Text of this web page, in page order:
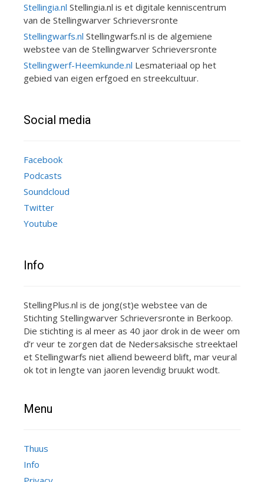
Stellingia.nl Stellingia.nl is et digitale kenniscentrum
van de Stellingwarver Schrieversronte
Stellingwarfs.nl Stellingwarfs.nl is de algemiene
webstee van de Stellingwarver Schrieversronte
Stellingwerf-Heemkunde.nl Lesmateriaal op het
gebied van eigen erfgoed en streekcultuur.
Social media
Facebook
Podcasts
Soundcloud
Twitter
Youtube
Info
StellingPlus.nl is de jong(st)e webstee van de
Stichting Stellingwarver Schrieversronte in Berkoop.
Die stichting is al meer as 40 jaor drok in de weer om
d’r veur te zorgen dat de Nedersaksische streektael
et Stellingwarfs niet alliend beweerd blift, mar veural
ok tot in lengte van jaoren levendig bruukt wodt.
Menu
Thuus
Info